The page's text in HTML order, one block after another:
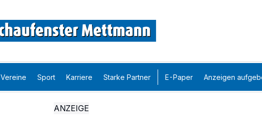
Vereine Sport Karriere Starke Partner E-Paper Anzeigen